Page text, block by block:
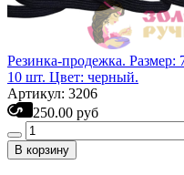
Резинка-продежка.
10 шт. Цвет: черный.
Артикул: 3206
250.00 руб
В корзину